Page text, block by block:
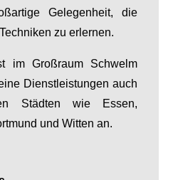
Gelegenheit, die
zu erlernen.
im Großraum Schwelm
Dienstleistungen auch
Städten wie Essen,
und Witten an.